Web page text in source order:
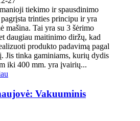
tiekimo ir spausdinimo
trinties principu ir yra
mašina. Tai yra su 3 šėrimo
daugiau maitinimo diržų, kad
produkto padavimą pagal
Jis tinka gaminiams, kurių dydis
iki 400 mm. yra įvairių...
Vakuuminis